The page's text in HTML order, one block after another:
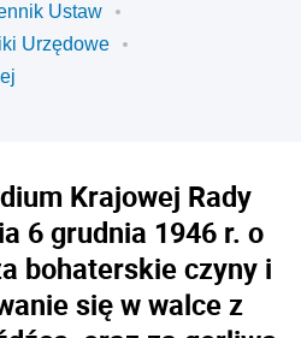
Ustaw
Urzędowe
Krajowej Rady
6 grudnia 1946 r. o
bohaterskie czyny i
się w walce z